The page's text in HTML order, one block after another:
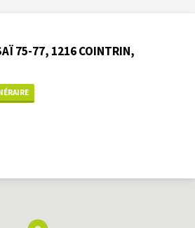
75-77, 1216 COINTRIN,